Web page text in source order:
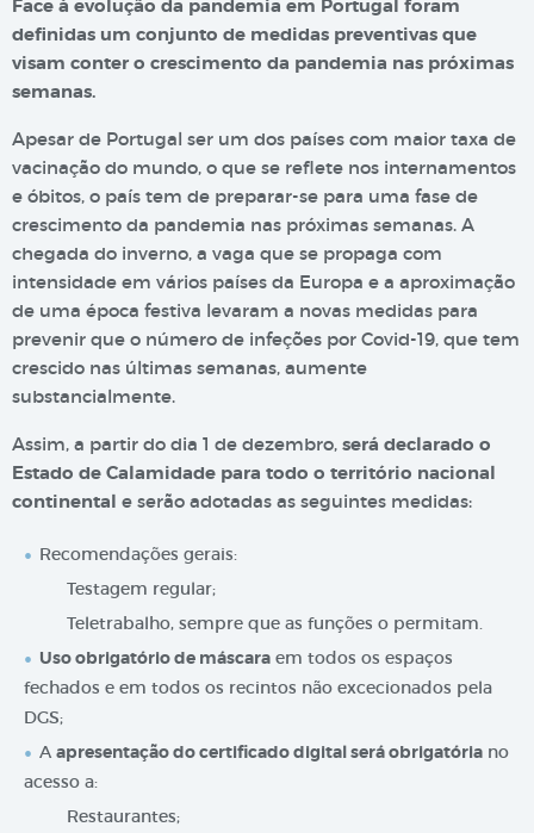
Face à evolução da pandemia em Portugal foram
definidas um conjunto de medidas preventivas que
visam conter o crescimento da pandemia nas próximas
semanas.
Apesar de Portugal ser um dos países com maior taxa de
vacinação do mundo, o que se reflete nos internamentos
e óbitos, o país tem de preparar-se para uma fase de
crescimento da pandemia nas próximas semanas. A
chegada do inverno, a vaga que se propaga com
intensidade em vários países da Europa e a aproximação
de uma época festiva levaram a novas medidas para
prevenir que o número de infeções por Covid-19, que tem
crescido nas últimas semanas, aumente
substancialmente.
Assim, a partir do dia 1 de dezembro, será declarado o
Estado de Calamidade para todo o território nacional
continental e serão adotadas as seguintes medidas:
Recomendações gerais:
Testagem regular;
Teletrabalho, sempre que as funções o permitam.
Uso obrigatório de máscara em todos os espaços
fechados e em todos os recintos não excecionados pela
DGS;
Aapresentação do certificado digital será obrigatória no
acesso a:
Restaurantes;